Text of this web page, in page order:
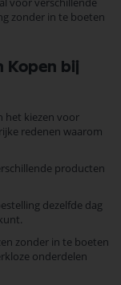
zonder in te boeten
bij
het kiezen voor
redenen waarom
producten
dezelfde dag
zonder in te boeten
onderdelen